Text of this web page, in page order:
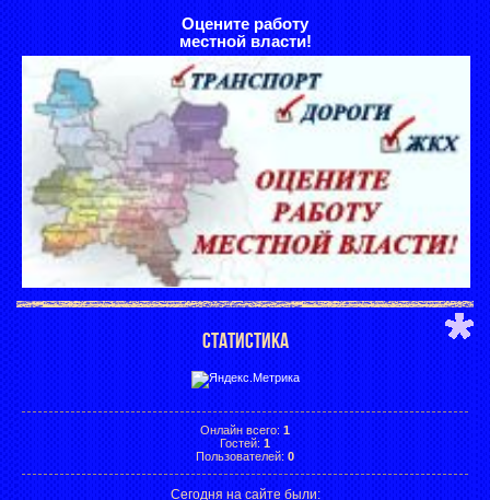
Оцените работу
местной власти!
СТАТИСТИКА
Онлайн всего: 1
Гостей: 1
Пользователей: 0
Сегодня на сайте были: